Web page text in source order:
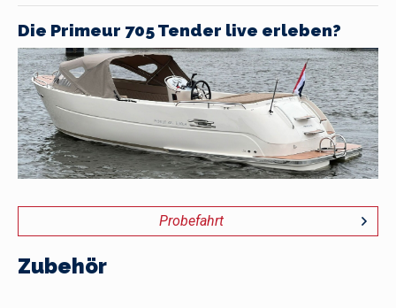
Die Primeur 705 Tender live erleben?
Probefahrt
Zubehör